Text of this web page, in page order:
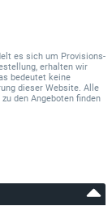
es sich um Provisions-
erhalten wir
bedeutet keine
dieser Website. Alle
den Angeboten finden